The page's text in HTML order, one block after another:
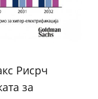
Рисрч
за